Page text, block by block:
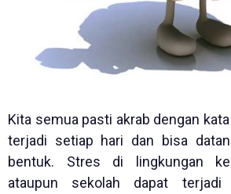
Kita semua pasti akrab dengan
terjadi setiap hari dan bisa
bentuk. Stres di lingkungan
ataupun sekolah dapat terjadi